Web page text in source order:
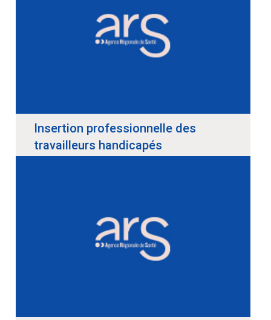
Insertion professionnelle des
travailleurs handicapés